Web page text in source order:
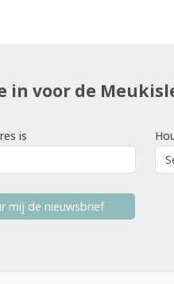
in voor de
is
Ja, stuur mij de nieuwsbrief